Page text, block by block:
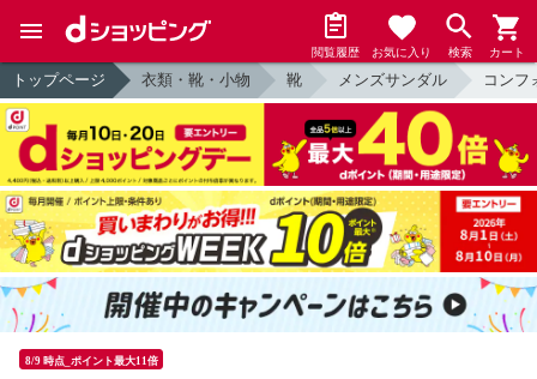
閲覧履歴 お気に入り 検索 カート
トップページ 衣類・靴・小物 靴 メンズサンダル コンフ
8/9 時点_ポイント最大11倍